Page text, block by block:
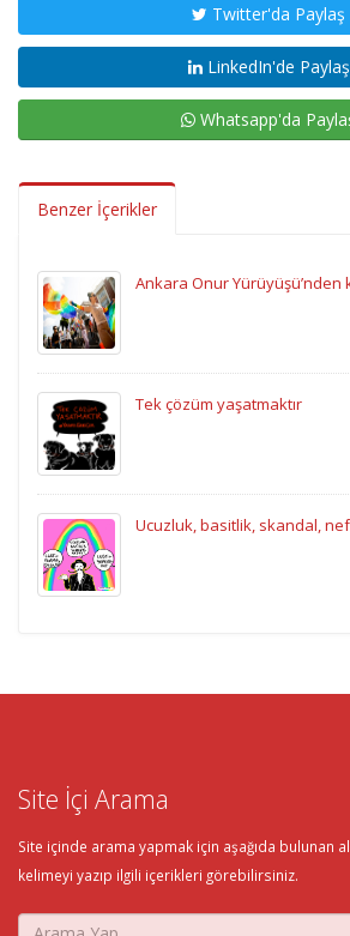
Twitter'da Paylaş
LinkedIn'de Paylaş
Whatsapp'da
Benzer İçerikler
Ankara Onur Yürüyüşü’nden
Tek çözüm yaşatmaktır
Ucuzluk, basitlik, skandal,
Site İçi Arama
Site içinde arama yapmak için aşağıda bulunan
kelimeyi yazıp ilgili içerikleri görebilirsiniz.